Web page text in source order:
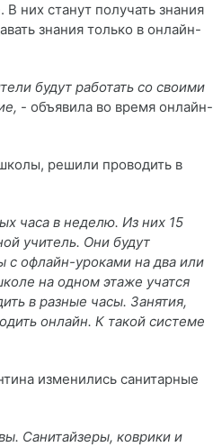
них станут получать знания
знания только в онлайн-
будут работать со своими
- объявила во время онлайн-
решили проводить в
часа в неделю. Из них 15
учитель. Они будут
с офлайн-уроками на два или
на одном этаже учатся
в разные часы. Занятия,
онлайн. К такой системе
изменились санитарные
Санитайзеры, коврики и